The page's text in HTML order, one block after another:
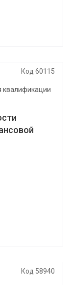
Код 60115
квалификации
Код 58940